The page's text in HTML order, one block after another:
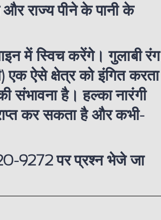
और राज्य पीने के पानी के
में स्विच करेंगे। गुलाबी रंग
एक ऐसे क्षेत्र को इंगित करता
संभावना है। हल्का नारंगी
कर सकता है और कभी-
9272 पर प्रश्न भेजे जा